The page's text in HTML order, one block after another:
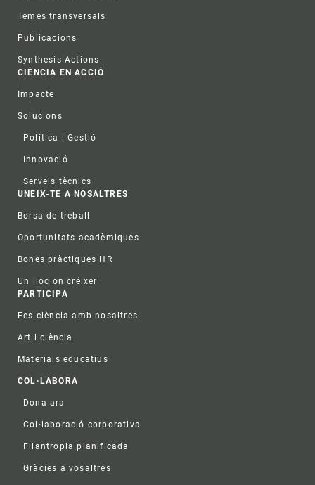
Temes transversals
Publicacions
Synthesis Actions
CIÈNCIA EN ACCIÓ
Impacte
Solucions
Política i Gestió
Innovació
Serveis tècnics
UNEIX-TE A NOSALTRES
Borsa de treball
Oportunitats acadèmiques
Bones pràctiques HR
Un lloc on créixer
PARTICIPA
Fes ciència amb nosaltres
Art i ciència
Materials educatius
COL·LABORA
Dona ara
Col·laboració corporativa
Filantropia planificada
Gràcies a vosaltres